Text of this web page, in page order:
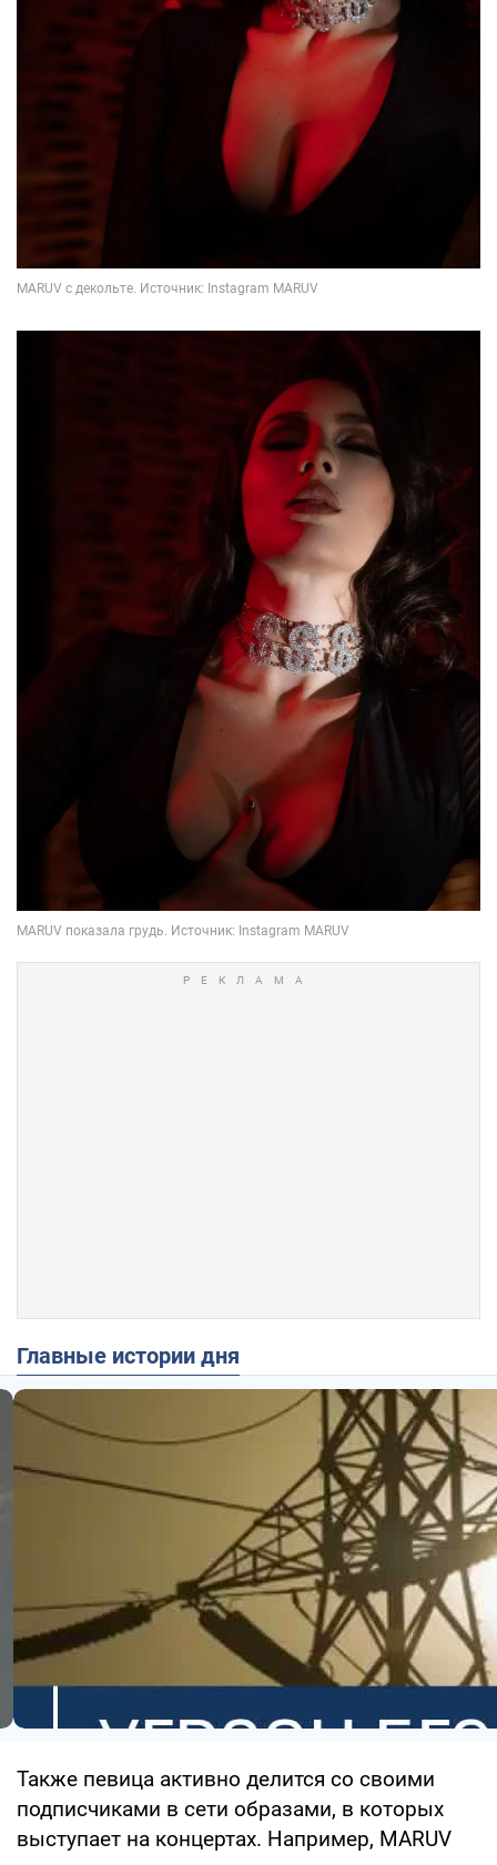
Главные истории дня
Также певица активно делится со своими
подписчиками в сети образами, в которых
выступает на концертах. Например, MARUV